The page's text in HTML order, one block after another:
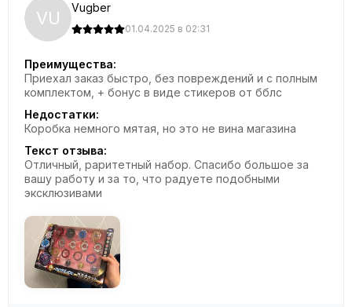
VU Vugber
01.04.2025 в 02:31
Преимущества:
Приехал заказ быстро, без повреждений и с полным
комплектом, + бонус в виде стикеров от бблс
Недостатки:
Коробка немного мятая, но это не вина магазина
Текст отзыва:
Отличный, раритетный набор. Спасибо большое за
вашу работу и за то, что радуете подобными
эксклюзивами